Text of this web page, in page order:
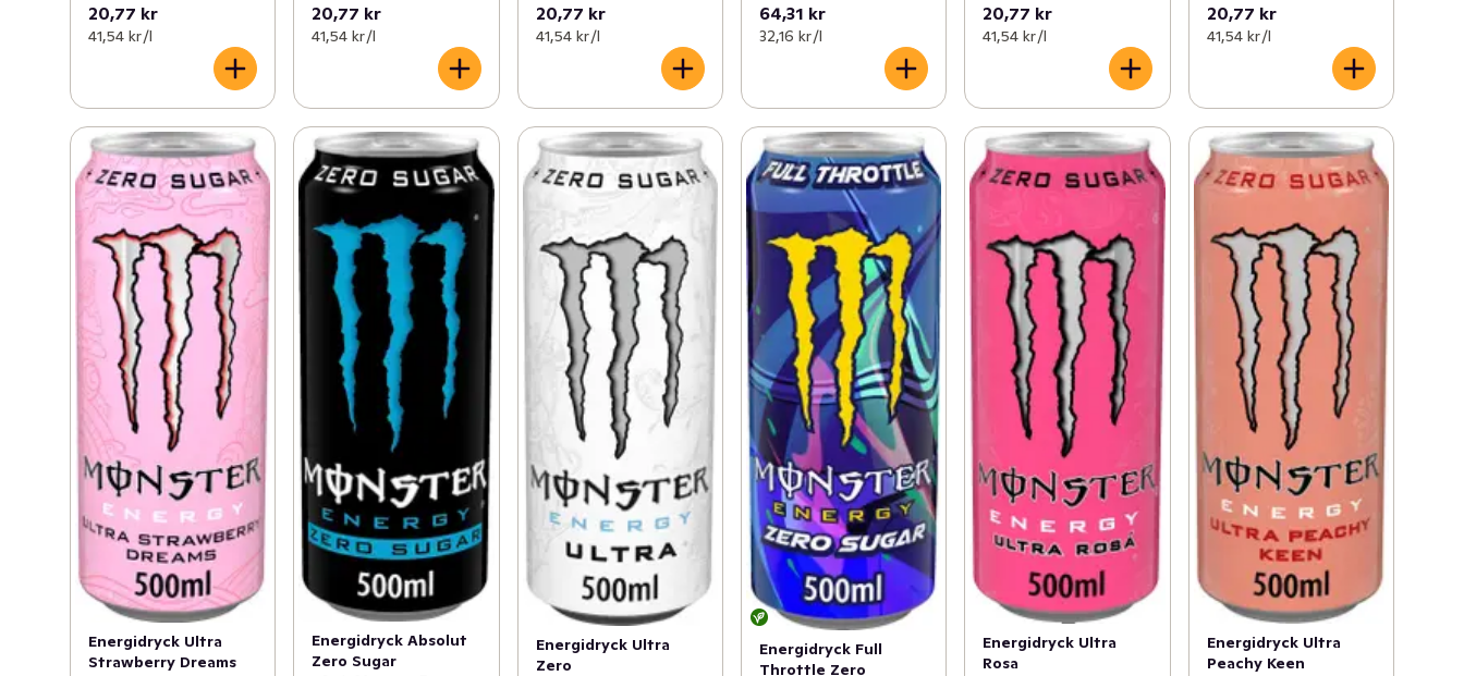
20,77 kr
41,54 kr /l
20,77 kr
41,54 kr /l
20,77 kr
41,54 kr /l
64,31 kr
32,16 kr /l
20,77 kr
41,54 kr /l
20,77 kr
41,54 kr /l
Energidryck Ultra
Strawberry Dreams
Energidryck Absolut
Zero Sugar
Energidryck Ultra
Zero
Energidryck Full
Throttle Zero
Energidryck Ultra
Rosa
Energidryck Ultra
Peachy Keen